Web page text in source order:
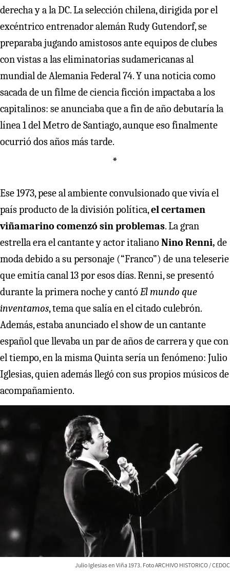
derecha y a la DC. La selección chilena, dirigida por el
excéntrico entrenador alemán Rudy Gutendorf, se
preparaba jugando amistosos ante equipos de clubes
con vistas a las eliminatorias sudamericanas al
mundial de Alemania Federal 74. Y una noticia como
sacada de un filme de ciencia ficción impactaba a los
capitalinos: se anunciaba que a fin de año debutaría la
línea 1 del Metro de Santiago, aunque eso finalmente
ocurrió dos años más tarde.
*
Ese 1973, pese al ambiente convulsionado que vivía el
país producto de la división política,el certamen
viñamarino comenzó sin problemas. La gran
estrella era el cantante y actor italiano Nino Renni, de
moda debido a su personaje (“Franco”) de una teleserie
que emitía canal 13 por esos días. Renni, se presentó
durante la primera noche y cantó El mundo que
inventamos, tema que salía en el citado culebrón.
Además, estaba anunciado el show de un cantante
español que llevaba un par de años de carrera y que con
el tiempo, en la misma Quinta sería un fenómeno: Julio
Iglesias, quien además llegó con sus propios músicos de
acompañamiento.
Julio Iglesias en Viña 1973. Foto ARCHIVO HISTORICO / CEDOC